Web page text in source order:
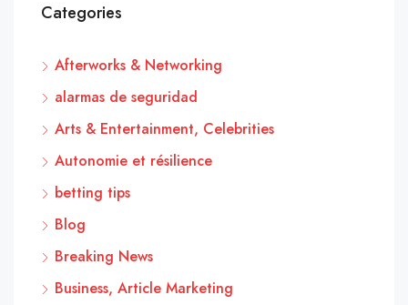
Categories
Afterworks & Networking
alarmas de seguridad
Arts & Entertainment, Celebrities
Autonomie et résilience
betting tips
Blog
Breaking News
Business, Article Marketing